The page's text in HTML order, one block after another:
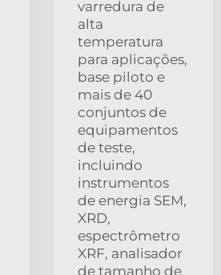
varredura de
alta
temperatura
para aplicações,
base piloto e
mais de 40
conjuntos de
equipamentos
de teste,
incluindo
instrumentos
de energia SEM,
XRD,
espectrômetro
XRF, analisador
de tamanho de